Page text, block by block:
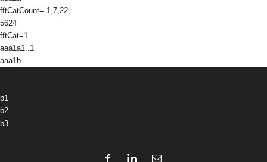
fftCatCount= 1,7,22,
5624
fftCat=1
aaa1a1..1
aaa1b
b1
b2
b3